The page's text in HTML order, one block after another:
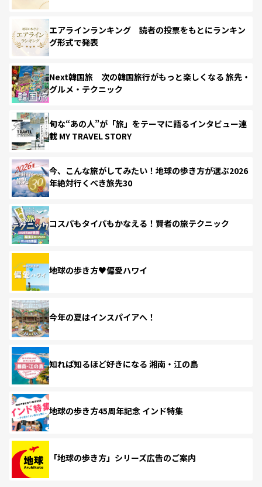
エアラインランキング 読者の投票をもとにランキン
グ形式で発表
Next韓国旅 次の韓国旅行がもっと楽しくなる 旅先・
グルメ・テクニック
旬な“あの人”が「旅」をテーマに語るインタビュー連
載 MY TRAVEL STORY
今、こんな旅がしてみたい！地球の歩き方が選ぶ2026
年絶対行くべき旅先30
コスパもタイパもかなえる！賢者の旅テクニック
地球の歩き方♥偏愛ハワイ
今年の夏はインスパイアへ！
知れば知るほど好きになる 湘南・江の島
地球の歩き方45周年記念 インド特集
「地球の歩き方」シリーズ広告のご案内